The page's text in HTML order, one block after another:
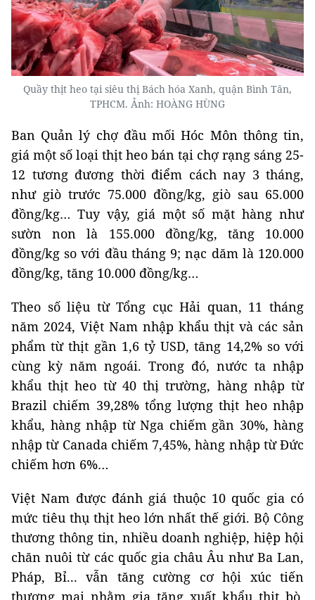
Quầy thịt heo tại siêu thị Bách hóa Xanh, quận Bình Tân,
TPHCM. Ảnh: HOÀNG HÙNG
Ban Quản lý chợ đầu mối Hóc Môn thông tin,
giá một số loại thịt heo bán tại chợ rạng sáng 25-
12 tương đương thời điểm cách nay 3 tháng,
như giò trước 75.000 đồng/kg, giò sau 65.000
đồng/kg… Tuy vậy, giá một số mặt hàng như
sườn non là 155.000 đồng/kg, tăng 10.000
đồng/kg so với đầu tháng 9; nạc dăm là 120.000
đồng/kg, tăng 10.000 đồng/kg…
Theo số liệu từ Tổng cục Hải quan, 11 tháng
năm 2024, Việt Nam nhập khẩu thịt và các sản
phẩm từ thịt gần 1,6 tỷ USD, tăng 14,2% so với
cùng kỳ năm ngoái. Trong đó, nước ta nhập
khẩu thịt heo từ 40 thị trường, hàng nhập từ
Brazil chiếm 39,28% tổng lượng thịt heo nhập
khẩu, hàng nhập từ Nga chiếm gần 30%, hàng
nhập từ Canada chiếm 7,45%, hàng nhập từ Đức
chiếm hơn 6%…
Việt Nam được đánh giá thuộc 10 quốc gia có
mức tiêu thụ thịt heo lớn nhất thế giới. Bộ Công
thương thông tin, nhiều doanh nghiệp, hiệp hội
chăn nuôi từ các quốc gia châu Âu như Ba Lan,
Pháp, Bỉ... vẫn tăng cường cơ hội xúc tiến
thương mại nhằm gia tăng xuất khẩu thịt bò,